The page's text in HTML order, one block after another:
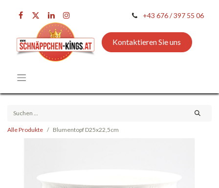
+43 676 / 397 55 06
Kontaktieren Sie uns
Alle Produkte Blumentopf D25x22,5cm